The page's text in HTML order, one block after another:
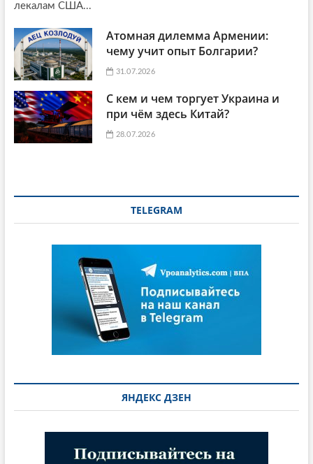
лекалам США...
Атомная дилемма Армении:
чему учит опыт Болгарии?
31.07.2026
С кем и чем торгует Украина и
при чём здесь Китай?
28.07.2026
TELEGRAM
ЯНДЕКС ДЗЕН